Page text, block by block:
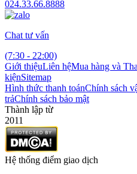
024.33.66.8888
Chat tư vấn
(7:30 - 22:00)
Giới thiệuLiên hệMua hàng và
kiệnSitemap
Hình thức thanh toánChính sách
trảChính sách bảo mật
Thành lập từ
2011
Hệ thống điểm giao dịch